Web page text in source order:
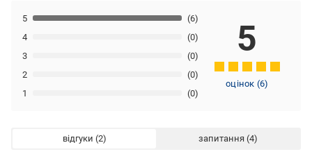
1 (0)
2 (0)
3 (0)
4 (0)
5 (6)
5
оцінок (6)
відгуки запитання